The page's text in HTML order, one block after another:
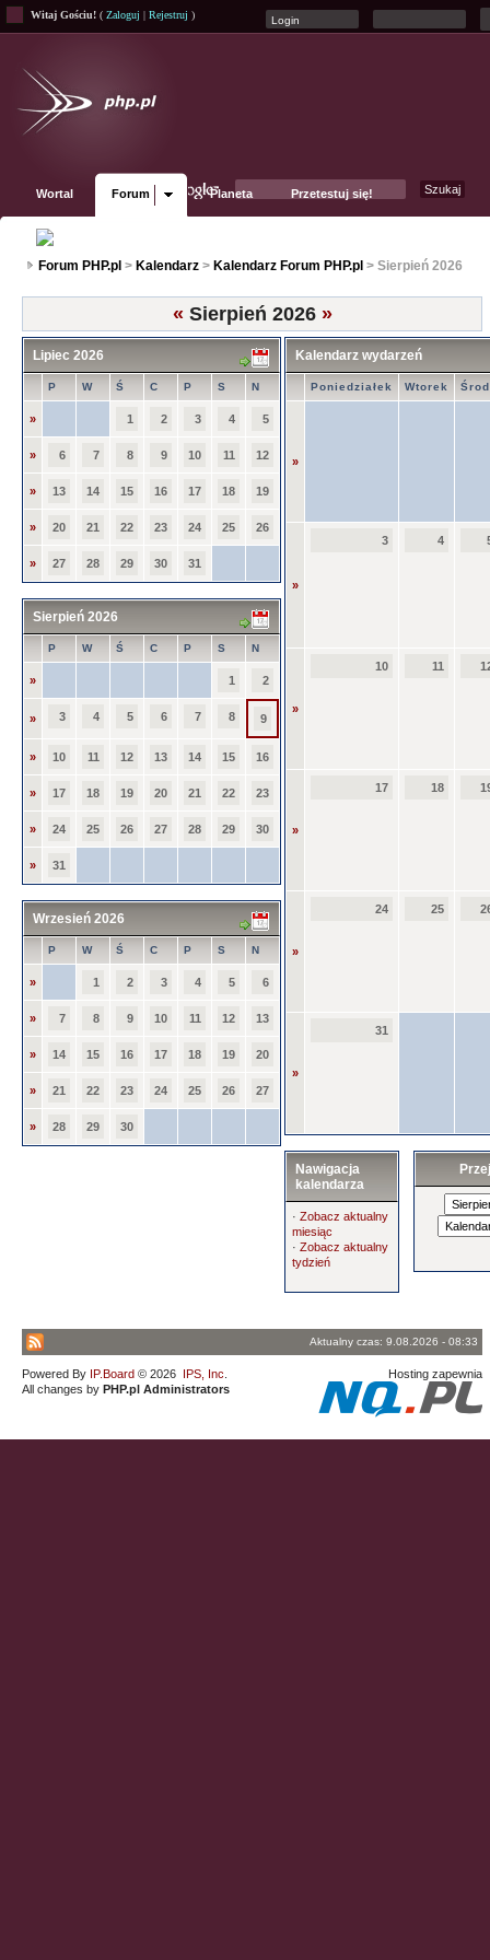
Witaj Gościu! ( Zaloguj | Rejestruj )
Wortal Forum Planeta Przetestuj się!
Forum PHP.pl > Kalendarz > Kalendarz Forum PHP.pl > Sierpień 2026
« Sierpień 2026 »
Lipiec 2026
P W Ś C P S N
» 1 2 3 4 5
» 6 7 8 9 10 11 12
» 13 14 15 16 17 18 19
» 20 21 22 23 24 25 26
» 27 28 29 30 31
Sierpień 2026
P W Ś C P S N
» 1 2
» 3 4 5 6 7 8 9
» 10 11 12 13 14 15 16
» 17 18 19 20 21 22 23
» 24 25 26 27 28 29 30
» 31
Wrzesień 2026
P W Ś C P S N
» 1 2 3 4 5 6
» 7 8 9 10 11 12 13
» 14 15 16 17 18 19 20
» 21 22 23 24 25 26 27
» 28 29 30
Kalendarz wydarzeń
Poniedziałek Wtorek
»
»
3 4
»
10 11
»
17 18
»
24 25
»
31
Nawigacja
kalendarza
· Zobacz aktualny
miesiąc
· Zobacz aktualny
tydzień
Aktualny czas: 9.08.2026 - 08:33
Powered By IP.Board © 2026 IPS, Inc
All changes by PHP.pl Administrators
Hosting zapewnia